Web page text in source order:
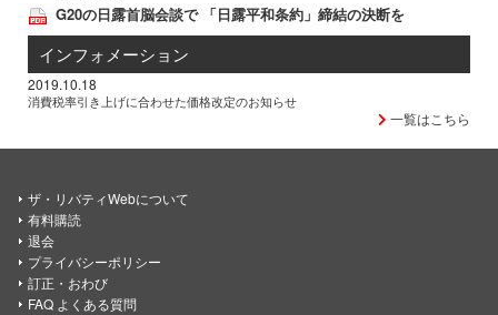
G20の日露首脳会談で 「日露平和条約」締結の決断を
インフォメーション
2019.10.18
消費税率引き上げに合わせた価格改定のお知らせ
一覧はこちら
ザ・リバティWebについて
有料購読
退会
プライバシーポリシー
訂正・おわび
FAQ よくある質問